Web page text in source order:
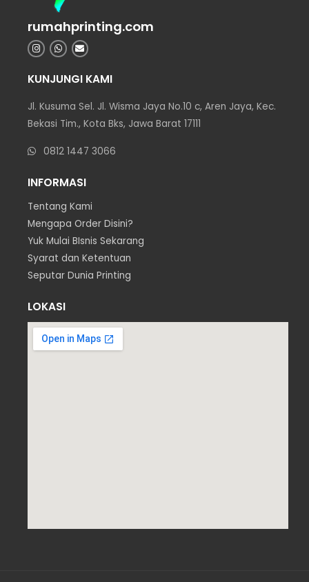
rumahprinting.com
KUNJUNGI KAMI
Jl. Kusuma Sel. Jl. Wisma Jaya No.10 c, Aren Jaya, Kec.
Bekasi Tim., Kota Bks, Jawa Barat 17111
0812 1447 3066
INFORMASI
Tentang Kami
Mengapa Order Disini?
Yuk Mulai BIsnis Sekarang
Syarat dan Ketentuan
Seputar Dunia Printing
LOKASI